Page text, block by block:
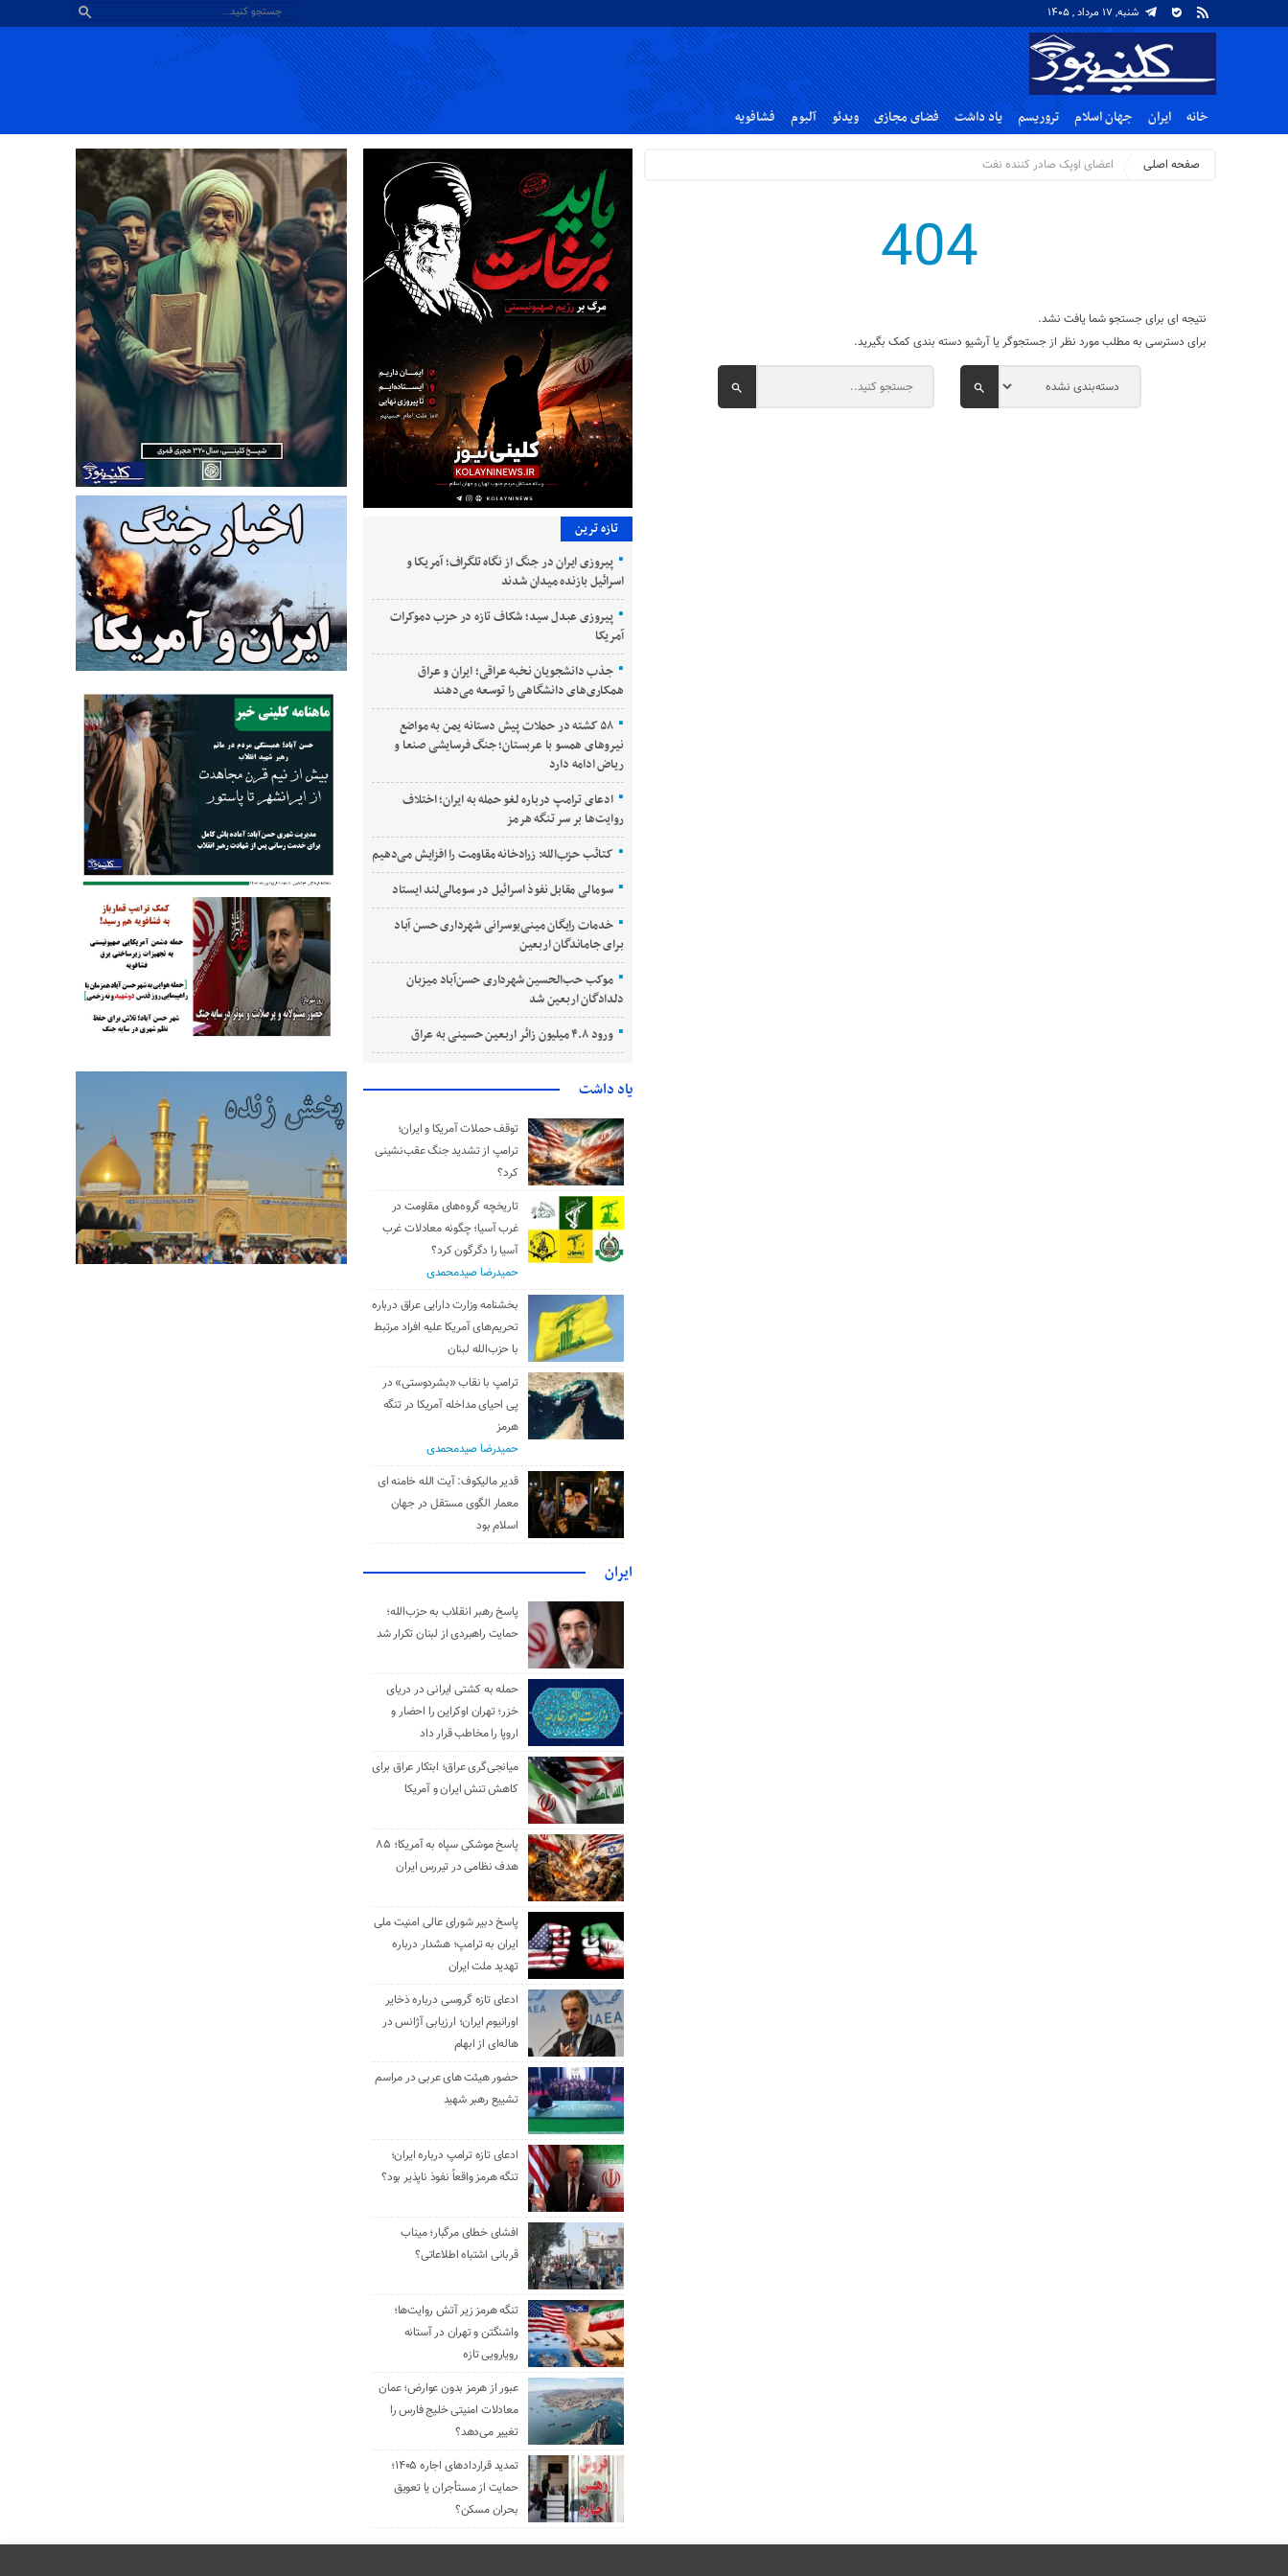
شنبه, ۱۷ مرداد , ۱۴۰۵
خانه ایران جهان اسلام تروریسم یاد داشت فضای مجازی ویدئو آلبوم فشافویه
صفحه اصلی اعضای اوپک صادر کننده نفت
404
نتیجه ای برای جستجو شما یافت نشد.
برای دسترسی به مطلب مورد نظر از جستجوگر یا آرشیو دسته بندی کمک بگیرید.
تازه ترین
پیروزی ایران در جنگ از نگاه تلگراف؛ آمریکا و
اسرائیل بازنده میدان شدند
پیروزی عبدل سید؛ شکاف تازه در حزب دموکرات
آمریکا
جذب دانشجویان نخبه عراقی؛ ایران و عراق
همکاری‌های دانشگاهی را توسعه می‌دهند
۵۸ کشته در حملات پیش دستانه یمن به مواضع
نیروهای همسو با عربستان؛ جنگ فرسایشی صنعا و
ریاض ادامه دارد
ادعای ترامپ درباره لغو حمله به ایران؛ اختلاف
روایت‌ها بر سر تنگه هرمز
کتائب حزب‌الله: زرادخانه مقاومت را افزایش می‌دهیم
سومالی مقابل نفوذ اسرائیل در سومالی‌لند ایستاد
خدمات رایگان مینی‌بوسرانی شهرداری حسن‌ آباد
برای جاماندگان اربعین
موکب حب‌الحسین شهرداری حسن‌آباد میزبان
دلدادگان اربعین شد
ورود ۴.۸ میلیون زائر اربعین حسینی به عراق
یاد داشت
توقف حملات آمریکا و ایران؛
ترامپ از تشدید جنگ عقب‌نشینی
کرد؟
تاریخچه گروه‌های مقاومت در
غرب آسیا؛ چگونه معادلات غرب
آسیا را دگرگون کرد؟
حمیدرضا صیدمحمدی
بخشنامه وزارت دارایی عراق درباره
تحریم‌های آمریکا علیه افراد مرتبط
با حزب‌الله لبنان
ترامپ با نقاب «بشردوستی» در
پی احیای مداخله آمریکا در تنگه
هرمز
حمیدرضا صیدمحمدی
قدیر مالیکوف: آیت‌ الله خامنه‌ ای
معمار الگوی مستقل در جهان
اسلام بود
ایران
پاسخ رهبر انقلاب به حزب‌الله؛
حمایت راهبردی از لبنان تکرار شد
حمله به کشتی ایرانی در دریای
خزر؛ تهران اوکراین را احضار و
اروپا را مخاطب قرار داد
میانجی‌گری عراق؛ ابتکار عراق برای
کاهش تنش ایران و آمریکا
پاسخ موشکی سپاه به آمریکا؛ ۸۵
هدف نظامی در تیررس ایران
پاسخ دبیر شورای عالی امنیت ملی
ایران به ترامپ؛ هشدار درباره
تهدید ملت ایران
ادعای تازه گروسی درباره ذخایر
اورانیوم ایران؛ ارزیابی آژانس در
هاله‌ای از ابهام
حضور هیئت‌ های عربی در مراسم
تشییع رهبر شهید
ادعای تازه ترامپ درباره ایران؛
تنگه هرمز واقعاً نفوذ ناپذیر بود؟
افشای خطای مرگبار؛ میناب
قربانی اشتباه اطلاعاتی؟
تنگه هرمز زیر آتش روایت‌ها؛
واشنگتن و تهران در آستانه
رویارویی تازه
عبور از هرمز بدون عوارض؛ عمان
معادلات امنیتی خلیج فارس را
تغییر می‌دهد؟
تمدید قراردادهای اجاره ۱۴۰۵؛
حمایت از مستأجران یا تعویق
بحران مسکن؟